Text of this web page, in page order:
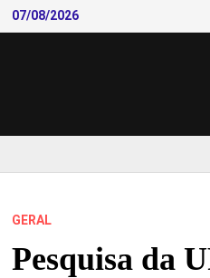
Skip
to
07/08/2026
GERAL
Pesquisa da